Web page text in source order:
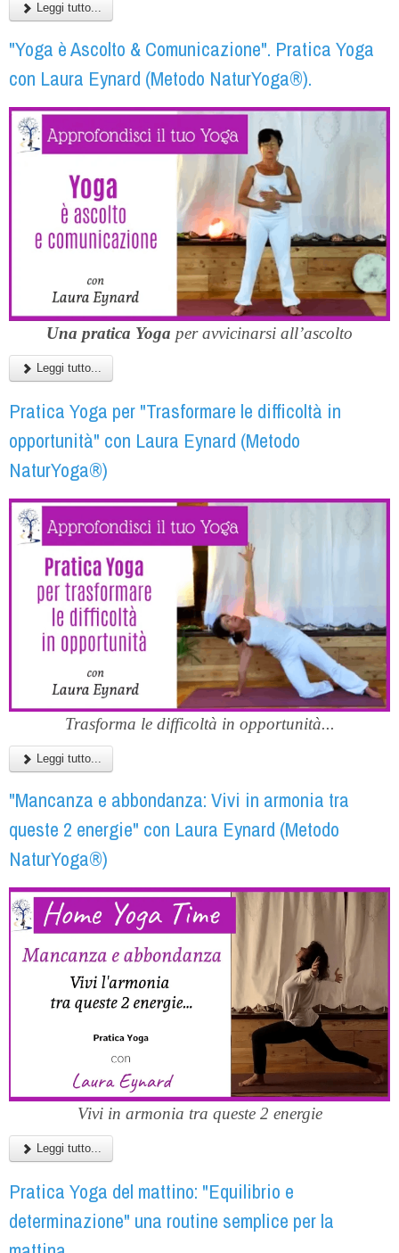
Leggi tutto...
"Yoga è Ascolto & Comunicazione". Pratica Yoga
con Laura Eynard (Metodo NaturYoga®).
Una pratica Yoga per avvicinarsi all’ascolto
Leggi tutto...
Pratica Yoga per "Trasformare le difficoltà in
opportunità" con Laura Eynard (Metodo
NaturYoga®)
Trasforma le difficoltà in opportunità...
Leggi tutto...
"Mancanza e abbondanza: Vivi in armonia tra
queste 2 energie" con Laura Eynard (Metodo
NaturYoga®)
Vivi in armonia tra queste 2 energie
Leggi tutto...
Pratica Yoga del mattino: "Equilibrio e
determinazione" una routine semplice per la